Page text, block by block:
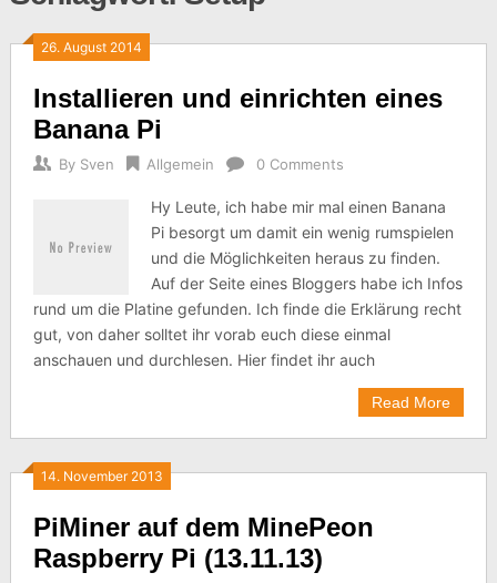
26. August 2014
Installieren und einrichten eines
Banana Pi
By Sven Allgemein 0 Comments
Hy Leute, ich habe mir mal einen Banana
Pi besorgt um damit ein wenig rumspielen
und die Möglichkeiten heraus zu finden.
Auf der Seite eines Bloggers habe ich Infos
rund um die Platine gefunden. Ich finde die Erklärung recht
gut, von daher solltet ihr vorab euch diese einmal
anschauen und durchlesen. Hier findet ihr auch
Read More
14. November 2013
PiMiner auf dem MinePeon
Raspberry Pi (13.11.13)